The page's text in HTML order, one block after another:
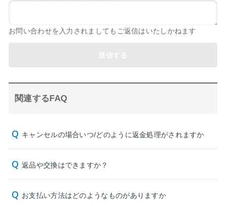
お問い合わせを入力されましてもご返信はいたしかねます
関連するFAQ
キャンセルの場合いつ/どのように返金処理がされますか
返品や交換はできますか？
お支払い方法はどのようなものがありますか